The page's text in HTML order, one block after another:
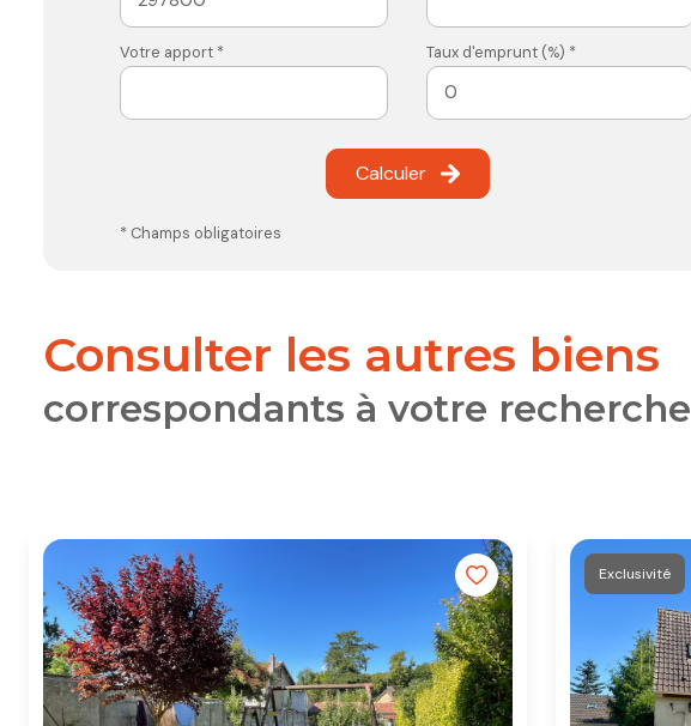
Votre apport * Taux d'emprunt (%) *
Calculer
* Champs obligatoires
consulter les autres biens
correspondants à votre recherche
Exclusivité